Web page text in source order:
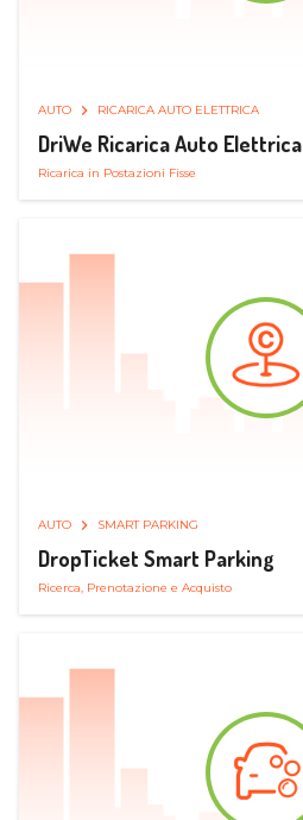
AUTO RICARICA AUTO ELETTRICA
DriWe Ricarica Auto Elettrica
Ricarica in Postazioni Fisse
AUTO SMART PARKING
DropTicket Smart Parking
Ricerca, Prenotazione e Acquisto